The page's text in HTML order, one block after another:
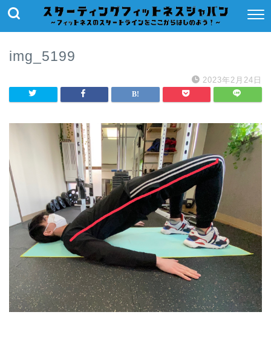
img_5199
2023年2月24日